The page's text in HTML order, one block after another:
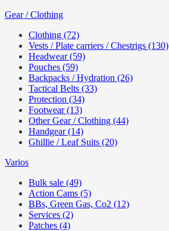
Gear / Clothing
Clothing (72)
Vests / Plate carriers / Chestrigs (130)
Headwear (59)
Pouches (59)
Backpacks / Hydration (26)
Tactical Belts (33)
Protection (34)
Footwear (13)
Other Gear / Clothing (44)
Handgear (14)
Ghillie / Leaf Suits (20)
Varios
Bulk sale (49)
Action Cams (5)
BBs, Green Gas, Co2 (12)
Services (2)
Patches (4)